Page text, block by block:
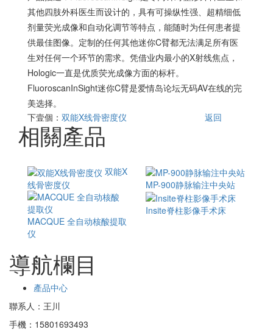
其他四肢外科医生而设计的，具有可操纵性强、超精细低
剂量荧光成像和自动化调节等特点，能随时为任何患者提
供最佳图像。定制的任何其他迷你C臂都无法满足所有医
生对任何一个环节的需求。凭借业内最小的X射线焦点，
Hologic一直是优质荧光成像方面的标杆。
FluoroscanInSight迷你C臂是爱情岛论坛无码AV在线的完
美选择。
下壹個： 双能X线骨密度仪 返回
相關產品
双能X
线骨密度仪
MP-900静脉输注中央站
MACQUE 全自动核酸提取
仪
Insite脊柱影像手术床
導航欄目
產品中心
聯系人：王川
手機：15801693493